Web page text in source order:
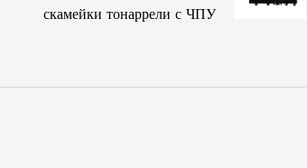
скамейки тонаррели с ЧПУ